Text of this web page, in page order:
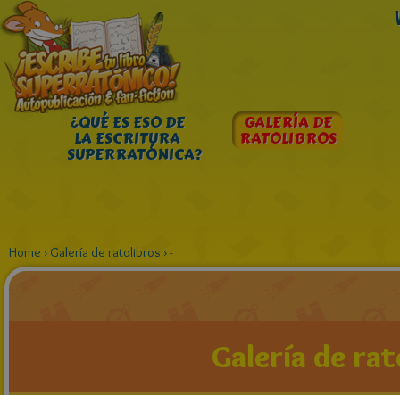
¿QUÉ ES ESO DE
LA ESCRITURA
SUPERRATÓNICA?
GALERÍA DE
RATOLIBROS
Home › Galería de ratolibros ›-
Galería de